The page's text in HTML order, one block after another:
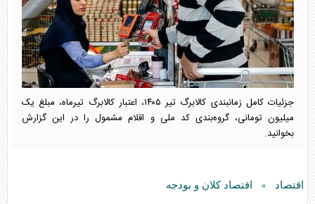
جزئیات کامل زمانبندی کالابرگ تیر ۱۴۰۵، اعتبار کالابرگ تیرماه، مبلغ یک
میلیون تومانی، گروه‌بندی کد ملی و اقلام مشمول را در این گزارش
بخوانید.
اقتصاد » اقتصاد کلان و بودجه